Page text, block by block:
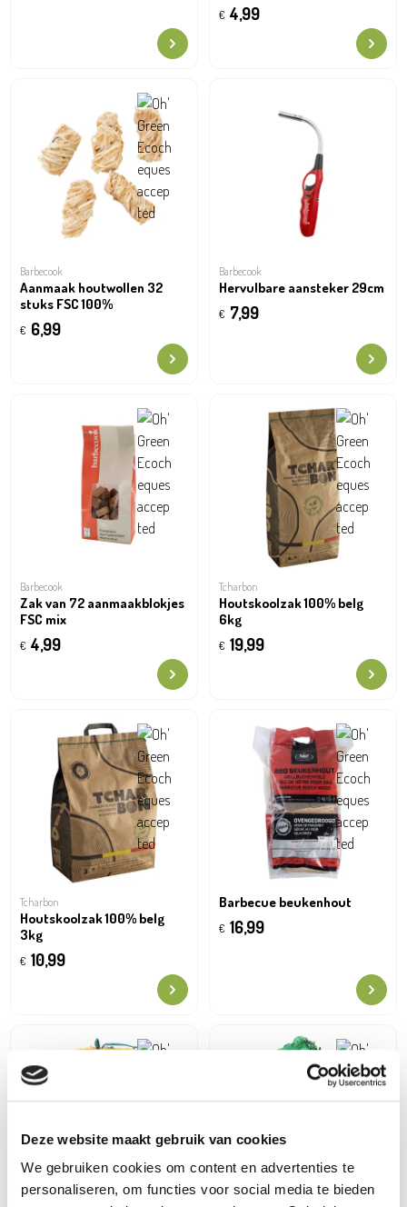
Deze website maakt gebruik van cookies
We gebruiken cookies om content en advertenties te
personaliseren, om functies voor social media te bieden
€ 4,99
Barbecook
Aanmaak houtwollen 32
stuks FSC 100%
€ 6,99
Barbecook
Hervulbare aansteker 29cm
€ 7,99
Barbecook
Zak van 72 aanmaakblokjes
FSC mix
€ 4,99
Tcharbon
Houtskoolzak 100% belg
6kg
€ 19,99
Tcharbon
Houtskoolzak 100% belg
3kg
€ 10,99
Barbecue beukenhout
€ 16,99